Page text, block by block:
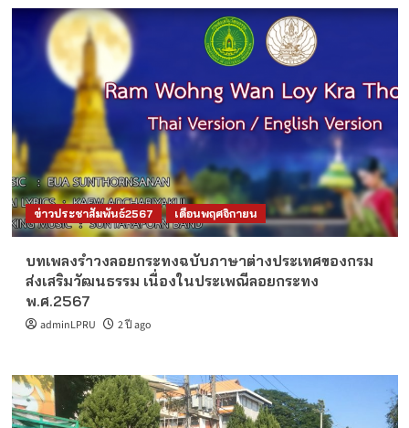
ข่าวประชาสัมพันธ์2567 เดือนพฤศจิกายน
บทเพลงรำวงลอยกระทงฉบับภาษาต่างประเทศของกรม
ส่งเสริมวัฒนธรรม เนื่องในประเพณีลอยกระทง
พ.ศ.2567
adminLPRU 2 ปี ago